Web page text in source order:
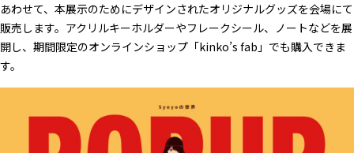
応募規約
あわせて、本展示のためにデザインされたオリジナルグッズを会場にて
販売します。アクリルキーホルダーやフレークシール、ノートなどを展
開し、期間限定のオンラインショップ「kinko’s fab」でも購入できま
す。